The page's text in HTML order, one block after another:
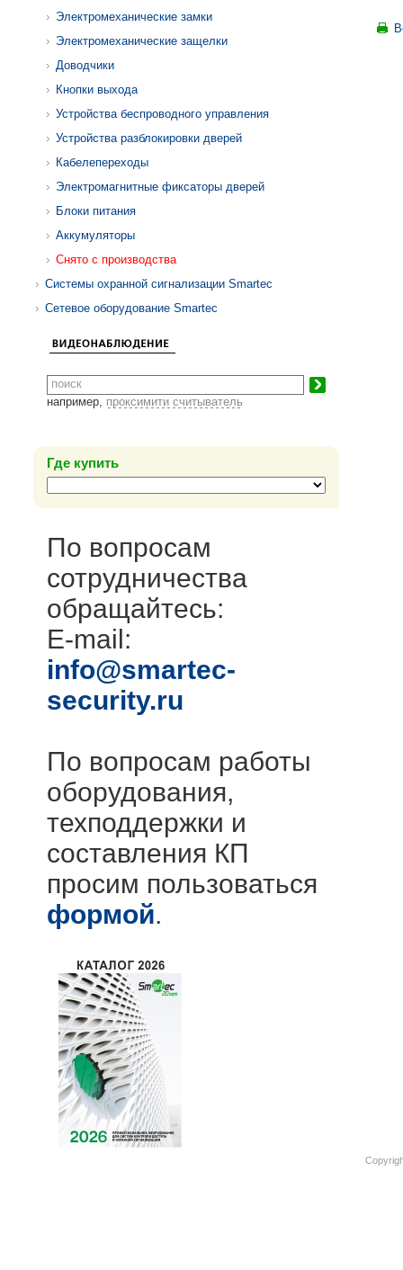
Электромеханические замки
Электромеханические защелки
Доводчики
Кнопки выхода
Устройства беспроводного управления
Устройства разблокировки дверей
Кабелепереходы
Электромагнитные фиксаторы дверей
Блоки питания
Аккумуляторы
Снято с производства
Системы охранной сигнализации Smartec
Сетевое оборудование Smartec
например, проксимити считыватель
Где купить
По вопросам
сотрудничества
обращайтесь:
E-mail:
info@smartec-
security.ru
По вопросам работы
оборудования,
техподдержки и
составления КП
просим пользоваться
формой.